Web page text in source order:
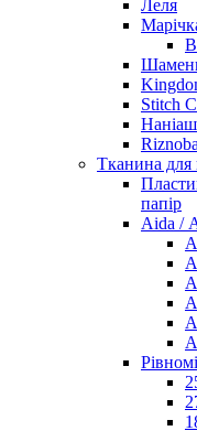
Леля
Stitch
Тканина
папір
Aida /